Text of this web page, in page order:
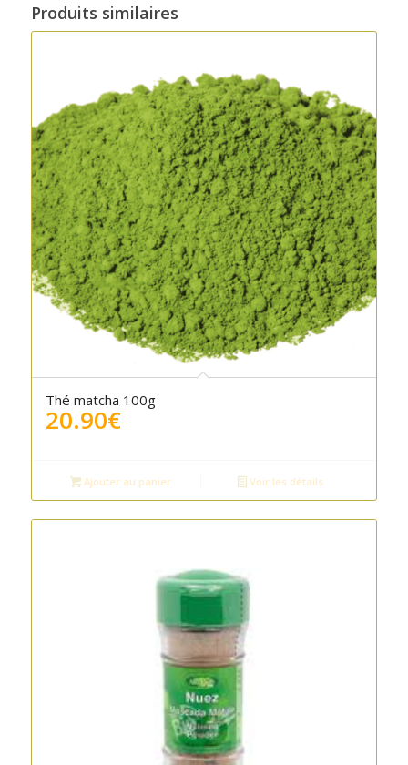
Produits similaires
Thé matcha 100g
20.90€
Ajouter au panier Voir les détails